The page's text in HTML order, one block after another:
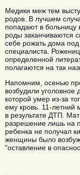
Медики меж тем
родов. В лучшем
попадают в больницу
роды заканчиваются
себе рожать дома
специалиста.
определенной
полагаются на так
Напомним, осенью
возбудили уголовное
которой умер из-за
ему кровь. 11-летний
в результате ДТП.
разрешение лишь на
ребенка не получал
женщины было
"оставление в